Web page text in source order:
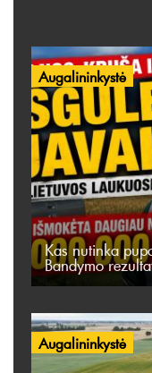
Augalininkystė
Kas nutinka
Bandymo
Augalininkystė